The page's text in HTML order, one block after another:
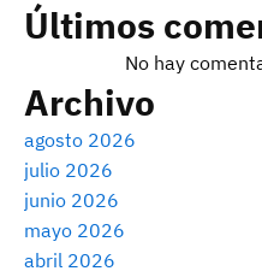
Últimos
No hay
Archivo
agosto 2026
julio 2026
junio 2026
mayo 2026
abril 2026